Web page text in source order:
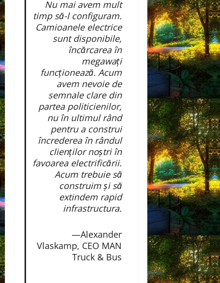
Nu mai avem mult
timp să-l configuram.
Camioanele electrice
sunt disponibile,
încărcarea în
megawați
funcționează. Acum
avem nevoie de
semnale clare din
partea politicienilor,
nu în ultimul rând
pentru a construi
încrederea în rândul
clienților noștri în
favoarea electrificării.
Acum trebuie să
construim și să
extindem rapid
infrastructura.
—Alexander
Vlaskamp, ​​CEO MAN
Truck & Bus